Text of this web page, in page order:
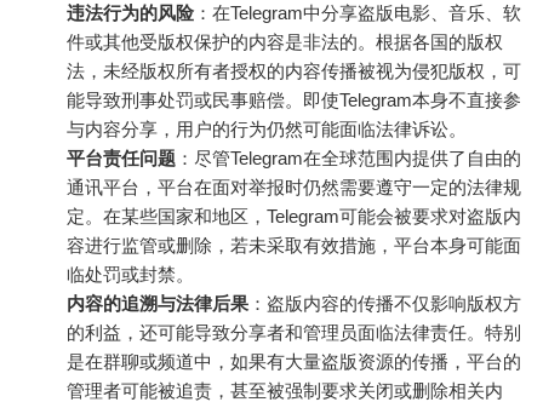
违法行为的风险：在Telegram中分享盗版电影、音乐、软
件或其他受版权保护的内容是非法的。根据各国的版权
法，未经版权所有者授权的内容传播被视为侵犯版权，可
能导致刑事处罚或民事赔偿。即使Telegram本身不直接参
与内容分享，用户的行为仍然可能面临法律诉讼。
平台责任问题 ：尽管Telegram在全球范围内提供了自由的
通讯平台，平台在面对举报时仍然需要遵守一定的法律规
定。在某些国家和地区，Telegram可能会被要求对盗版内
容进行监管或删除，若未采取有效措施，平台本身可能面
临处罚或封禁。
内容的追溯与法律后果 ：盗版内容的传播不仅影响版权方
的利益，还可能导致分享者和管理员面临法律责任。特别
是在群聊或频道中，如果有大量盗版资源的传播，平台的
管理者可能被追责，甚至被强制要求关闭或删除相关内